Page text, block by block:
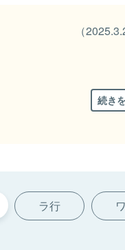
（
続き
ラ行